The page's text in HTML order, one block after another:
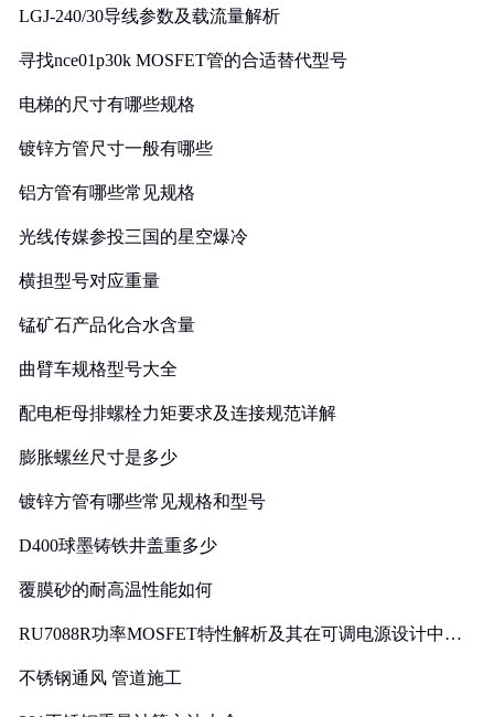
LGJ-240/30导线参数及载流量解析
寻找nce01p30k MOSFET管的合适替代型号
电梯的尺寸有哪些规格
镀锌方管尺寸一般有哪些
铝方管有哪些常见规格
光线传媒参投三国的星空爆冷
横担型号对应重量
锰矿石产品化合水含量
曲臂车规格型号大全
配电柜母排螺栓力矩要求及连接规范详解
膨胀螺丝尺寸是多少
镀锌方管有哪些常见规格和型号
D400球墨铸铁井盖重多少
覆膜砂的耐高温性能如何
RU7088R功率MOSFET特性解析及其在可调电源设计中的
不锈钢通风 管道施工